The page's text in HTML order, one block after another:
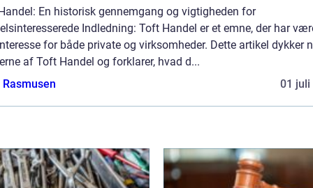
En historisk gennemgang og vigtigheden for
Indledning: Toft Handel er et emne, der har
for både private og virksomheder. Dette artikel dykker
af Toft Handel og forklarer, hvad d...
01 juli